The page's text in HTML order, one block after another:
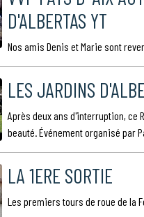
D'ALBERTAS YT
Nos amis Denis et Marie sont
LES JARDINS
Après deux ans d'interruption, ce
beauté. Événement organisé par
LA 1ERE SORTIE
Les premiers tours de roue de la